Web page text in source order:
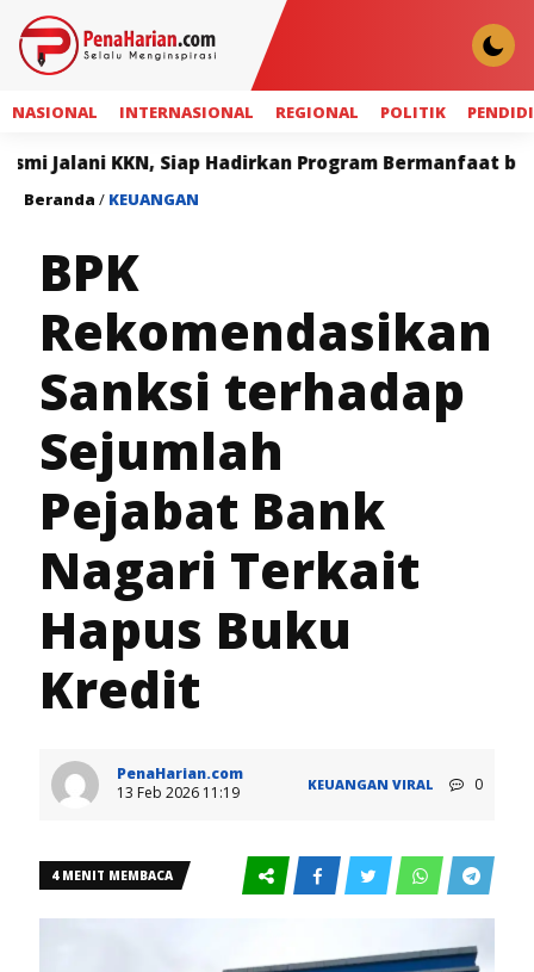
NASIONAL INTERNASIONAL REGIONAL POLITIK
Siap Hadirkan Program Bermanfaat bagi Masyarakat
Beranda / KEUANGAN
BPK
Rekomendasikan
Sanksi terhadap
Sejumlah
Pejabat Bank
Nagari Terkait
Hapus Buku
Kredit
PenaHarian.com
13 Feb 2026 11:19
KEUANGAN VIRAL 0
4 MENIT MEMBACA